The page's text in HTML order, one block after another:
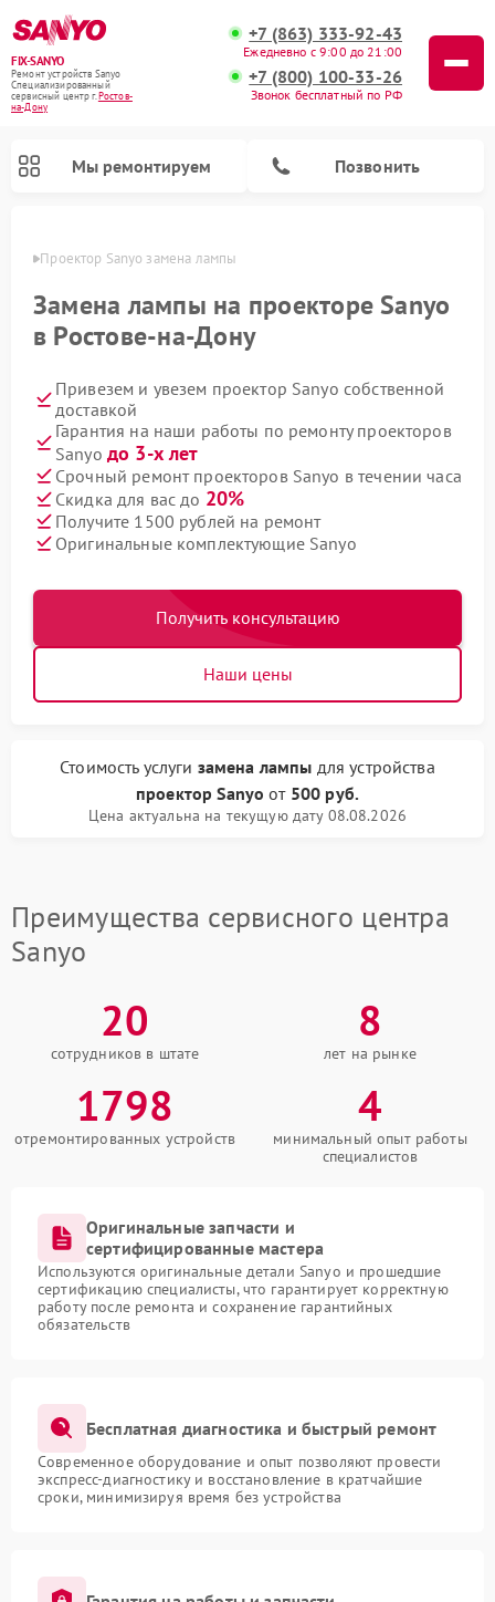
FIX-SANYO
Ремонт устройств Sanyo
Специализированный
cервисный центр г.Ростов-
на-Дону
+7 (863) 333-92-43
Ежедневно с 9:00 до 21:00
+7 (800) 100-33-26
Звонок бесплатный по РФ
Мы ремонтируем Позвонить
Проектор Sanyo замена лампы
Замена лампы на проекторе Sanyo
в Ростове-на-Дону
Привезем и увезем проектор Sanyo собственной
доставкой
Гарантия на наши работы по ремонту проекторов
Sanyo до 3-х лет
Срочный ремонт проекторов Sanyo в течении часа
Скидка для вас до 20%
Получите 1500 рублей на ремонт
Оригинальные комплектующие Sanyo
Получить консультацию
Наши цены
Стоимость услуги замена лампы для устройства
проектор Sanyo от 500 руб.
Цена актуальна на текущую дату 08.08.2026
Преимущества сервисного центра
Sanyo
20
сотрудников в штате
8
лет на рынке
1798
отремонтированных устройств
4
минимальный опыт работы
специалистов
Оригинальные запчасти и
сертифицированные мастера
Используются оригинальные детали Sanyo и прошедшие
сертификацию специалисты, что гарантирует корректную
работу после ремонта и сохранение гарантийных
обязательств
Бесплатная диагностика и быстрый ремонт
Современное оборудование и опыт позволяют провести
экспресс-диагностику и восстановление в кратчайшие
сроки, минимизируя время без устройства